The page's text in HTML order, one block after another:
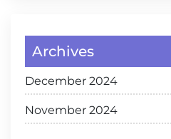
Archives
December 2024
November 2024